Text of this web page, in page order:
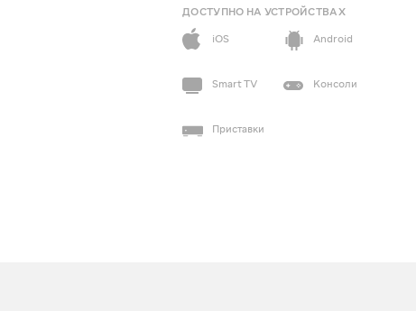
ДОСТУПНО НА УСТРОЙСТВАХ
iOS
Android
Smart TV Консоли
Приставки